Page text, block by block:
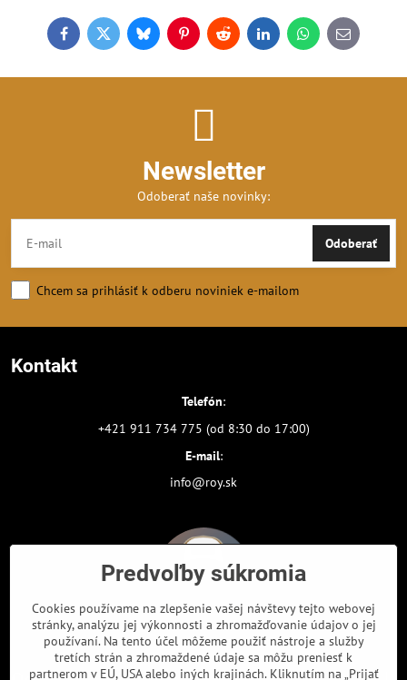
FacebookTwitterBlueskyPinterestReddit LinkedInWhatsApp
E-
mail
Newsletter
Odoberať naše novinky:
Odoberať
Chcem sa prihlásiť k odberu noviniek e-mailom
Kontakt
Telefón:
+421 911 734 775 (od 8:30 do 17:00)
E-mail:
info@roy.sk
Predvoľby súkromia
Cookies používame na zlepšenie vašej návštevy tejto webovej
stránky, analýzu jej výkonnosti a zhromažďovanie údajov o jej
používaní. Na tento účel môžeme použiť nástroje a služby
tretích strán a zhromaždené údaje sa môžu preniesť k
partnerom v EÚ, USA alebo iných krajinách. Kliknutím na „Prijať